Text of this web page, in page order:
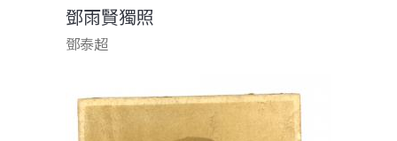
鄧雨賢獨照
鄧泰超